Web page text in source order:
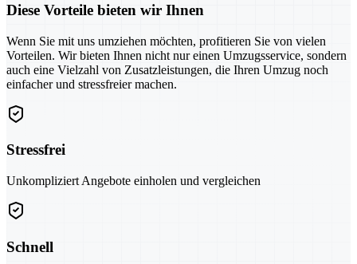
Diese Vorteile bieten wir Ihnen
Wenn Sie mit uns umziehen möchten, profitieren Sie von vielen
Vorteilen. Wir bieten Ihnen nicht nur einen Umzugsservice, sondern
auch eine Vielzahl von Zusatzleistungen, die Ihren Umzug noch
einfacher und stressfreier machen.
Stressfrei
Unkompliziert Angebote einholen und vergleichen
Schnell